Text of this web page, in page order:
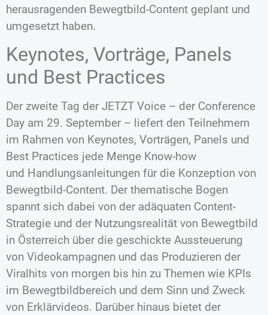
herausragenden Bewegtbild-Content geplant und
umgesetzt haben.
Keynotes, Vorträge, Panels
und Best Practices
Der zweite Tag der JETZT Voice – der Conference
Day am 29. September – liefert den Teilnehmern
im Rahmen von Keynotes, Vorträgen, Panels und
Best Practices jede Menge Know-how
und Handlungsanleitungen für die Konzeption von
Bewegtbild-Content. Der thematische Bogen
spannt sich dabei von der adäquaten Content-
Strategie und der Nutzungsrealität von Bewegtbild
in Österreich über die geschickte Aussteuerung
von Videokampagnen und das Produzieren der
Viralhits von morgen bis hin zu Themen wie KPIs
im Bewegtbildbereich und dem Sinn und Zweck
von Erklärvideos. Darüber hinaus bietet der